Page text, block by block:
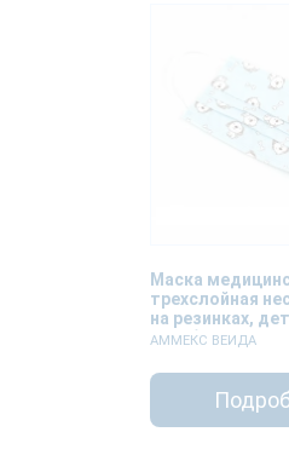
Маска
трехслойная
на резинках,
голубая с
АММЕКС ВЕИДА